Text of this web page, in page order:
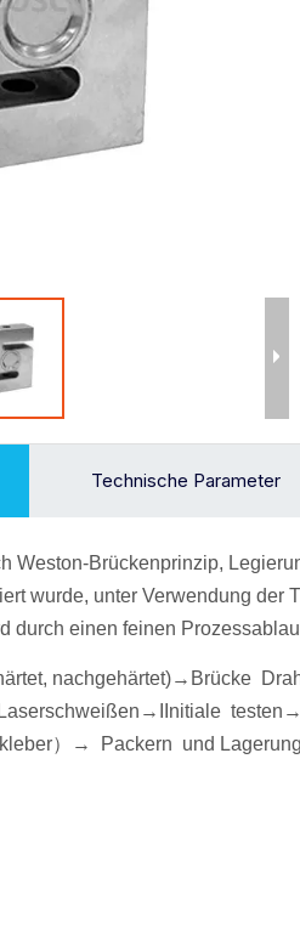
Technische Parameter
Weston-Brückenprinzip,
wurde, unter Verwendung
durch einen feinen
nachgehärtet)→ Brücke
→ Initiale testen→
） → Packern und Lagerung